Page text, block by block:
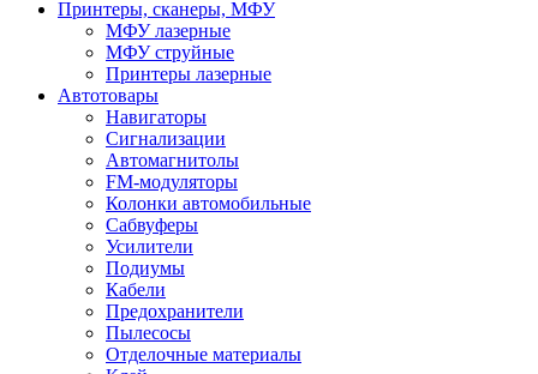
Принтеры, сканеры, МФУ
МФУ лазерные
МФУ струйные
Принтеры лазерные
Автотовары
Навигаторы
Сигнализации
Автомагнитолы
FM-модуляторы
Колонки автомобильные
Сабвуферы
Усилители
Подиумы
Кабели
Предохранители
Пылесосы
Отделочные материалы